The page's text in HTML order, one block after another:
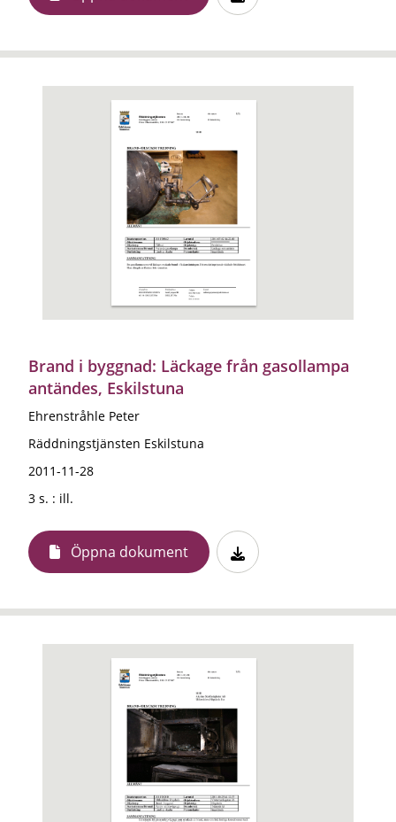
Brand i byggnad: Läckage från gasollampa
antändes, Eskilstuna
Ehrenstråhle Peter
Räddningstjänsten Eskilstuna
2011-11-28
3 s. : ill.
Öppna dokument